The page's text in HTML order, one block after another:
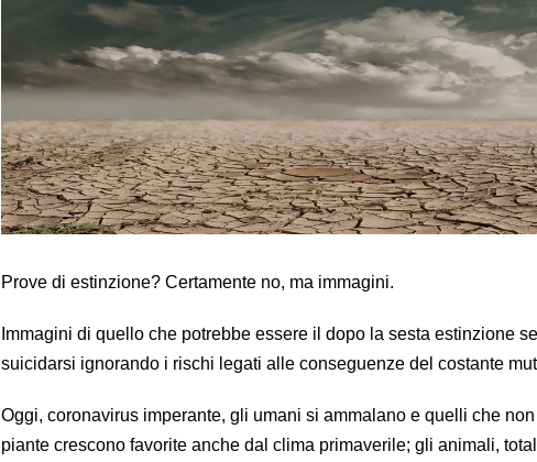
Prove di estinzione? Certamente no, ma immagini.
Immagini di quello che potrebbe essere il dopo la sesta estinzione
suicidarsi ignorando i rischi legati alle conseguenze del costante
Oggi, coronavirus imperante, gli umani si ammalano e quelli che
piante crescono favorite anche dal clima primaverile; gli animali,